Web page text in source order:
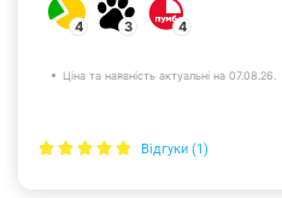
4 3 4
Ціна та наявність актуальні на 07.08.26.
Відгуки (1)